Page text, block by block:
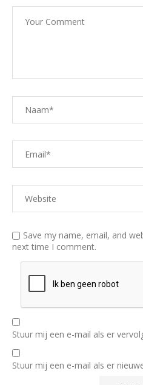
Save my name, email, and
next time I comment.
Stuur mij een e-mail als er
Stuur mij een e-mail als er